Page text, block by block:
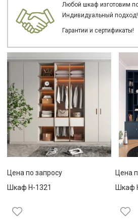
Любой шкаф изготовим
Индивидуальный подход!
Гарантии и сертификаты!
Цена по запросу
Шкаф Н-1321
Цена
Шкаф